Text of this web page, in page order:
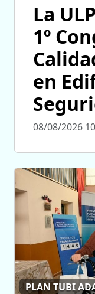
La
1º
en
08/08/2026
PLAN TUBI